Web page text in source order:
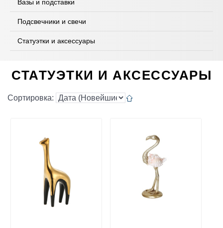
Вазы и подставки
Подсвечники и свечи
Статуэтки и аксессуары
СТАТУЭТКИ И АКСЕССУАРЫ
Сортировка: